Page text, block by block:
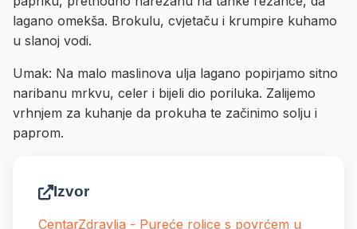
lagano omekša. Brokulu, cvjetaču i krumpire kuhamo
u slanoj vodi.
Umak: Na malo maslinova ulja lagano popirjamo sitno
naribanu mrkvu, celer i bijeli dio poriluka. Zalijemo
vrhnjem za kuhanje da prokuha te začinimo solju i
paprom.
Izvor
CentarZdravlja - Pureće rolice s povrćem u